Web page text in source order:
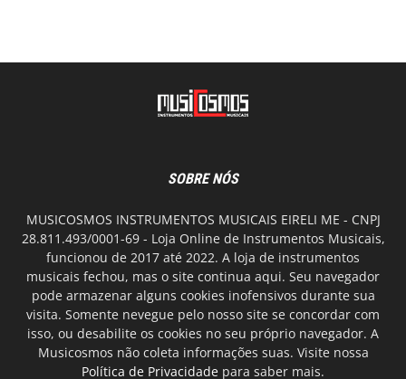
SOBRE NÓS
MUSICOSMOS INSTRUMENTOS MUSICAIS EIRELI ME - CNPJ
28.811.493/0001-69 - Loja Online de Instrumentos Musicais,
funcionou de 2017 até 2022. A loja de instrumentos
musicais fechou, mas o site continua aqui. Seu navegador
pode armazenar alguns cookies inofensivos durante sua
visita. Somente nevegue pelo nosso site se concordar com
isso, ou desabilite os cookies no seu próprio navegador. A
Musicosmos não coleta informações suas. Visite nossa
Política de Privacidade para saber mais.